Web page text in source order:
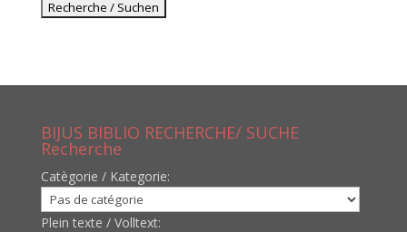
BIJUS BIBLIO RECHERCHE/ SUCHE
Recherche
Catègorie / Kategorie:
Plein texte / Volltext: